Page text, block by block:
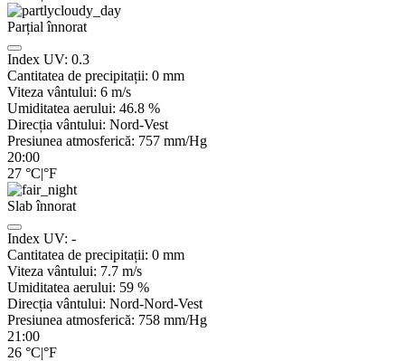
Parțial înnorat
Index UV: 0.3
Cantitatea de precipitații: 0 mm
Viteza vântului: 6 m/s
Umiditatea aerului: 46.8 %
Direcția vântului: Nord-Vest
Presiunea atmosferică: 757 mm/Hg
20:00
27 °C|°F
Slab înnorat
Index UV: -
Cantitatea de precipitații: 0 mm
Viteza vântului: 7.7 m/s
Umiditatea aerului: 59 %
Direcția vântului: Nord-Nord-Vest
Presiunea atmosferică: 758 mm/Hg
21:00
26 °C|°F